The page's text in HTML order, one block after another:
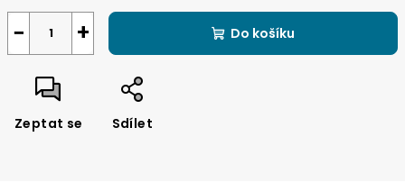
+
− Do košíku
Zeptat se Sdílet